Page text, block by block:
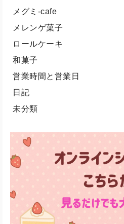
メグミ-cafe
メレンゲ菓子
ロールケーキ
和菓子
営業時間と営業日
日記
未分類